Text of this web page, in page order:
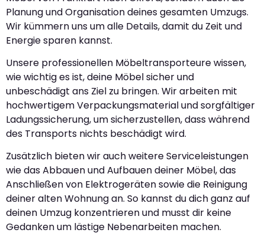
Planung und Organisation deines gesamten Umzugs.
Wir kümmern uns um alle Details, damit du Zeit und
Energie sparen kannst.
Unsere professionellen Möbeltransporteure wissen,
wie wichtig es ist, deine Möbel sicher und
unbeschädigt ans Ziel zu bringen. Wir arbeiten mit
hochwertigem Verpackungsmaterial und sorgfältiger
Ladungssicherung, um sicherzustellen, dass während
des Transports nichts beschädigt wird.
Zusätzlich bieten wir auch weitere Serviceleistungen
wie das Abbauen und Aufbauen deiner Möbel, das
Anschließen von Elektrogeräten sowie die Reinigung
deiner alten Wohnung an. So kannst du dich ganz auf
deinen Umzug konzentrieren und musst dir keine
Gedanken um lästige Nebenarbeiten machen.